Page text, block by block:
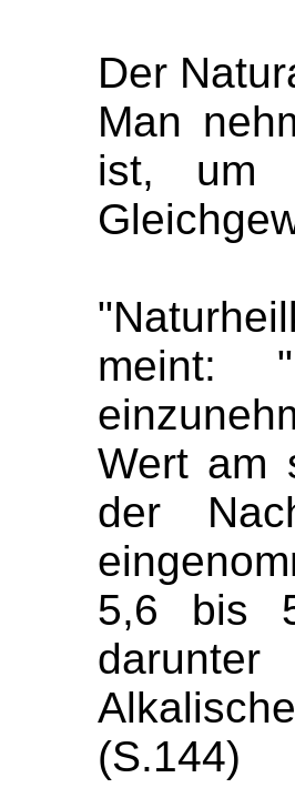
Der
Man
ist, um
meint:
Wert am
der
5,6 bis
(S.144)